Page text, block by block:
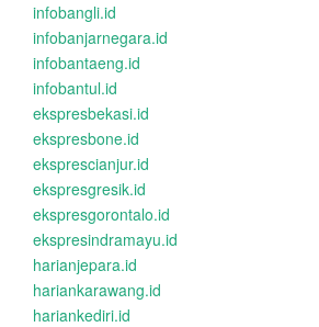
infobangli.id
infobanjarnegara.id
infobantaeng.id
infobantul.id
ekspresbekasi.id
ekspresbone.id
eksprescianjur.id
ekspresgresik.id
ekspresgorontalo.id
ekspresindramayu.id
harianjepara.id
hariankarawang.id
hariankediri.id